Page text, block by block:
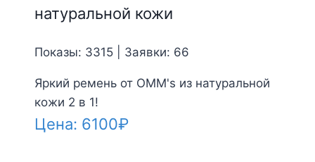
натуральной кожи
Показы: 3315 | Заявки: 66
Яркий ремень от OMM's из натуральной
кожи 2 в 1!
Цена: 6100₽